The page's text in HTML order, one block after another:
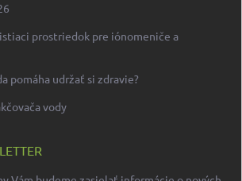
prostriedok pre iónomeniče a
pomáha udržať si zdravie?
vody